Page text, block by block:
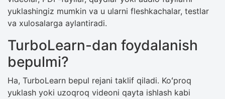
yuklashingiz mumkin va u ularni fleshkachalar, testlar
va xulosalarga aylantiradi.
TurboLearn-dan foydalanish
bepulmi?
Ha, TurboLearn bepul rejani taklif qiladi. Koʻproq
yuklash yoki uzoqroq videoni qayta ishlash kabi